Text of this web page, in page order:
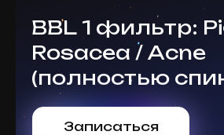
BBL 1 фильтр:
Rosacea / Acne
(полностью
Записаться